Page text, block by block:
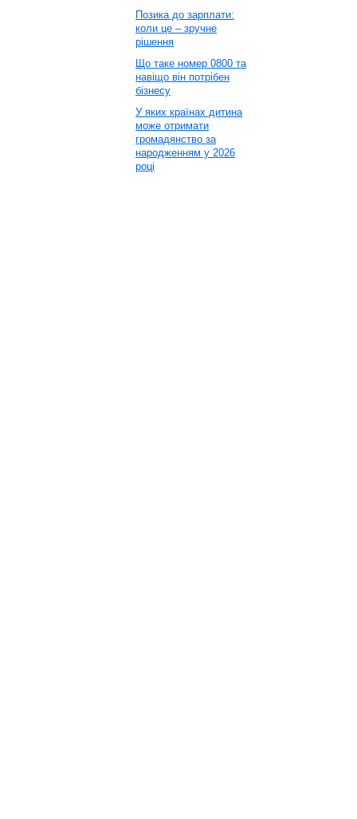
Позика до зарплати:
коли це – зручне
рішення
Що таке номер 0800 та
навіщо він потрібен
бізнесу
У яких країнах дитина
може отримати
громадянство за
народженням у 2026
році